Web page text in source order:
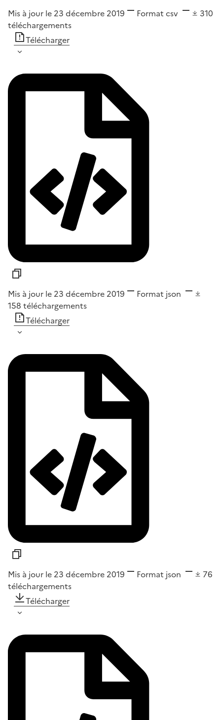
Mis à jour le 23 décembre 2019 Format csv
310
téléchargements
Télécharger
Mis à jour le 23 décembre 2019 Format json
158 téléchargements
Télécharger
Mis à jour le 23 décembre 2019 Format json
76
téléchargements
Télécharger